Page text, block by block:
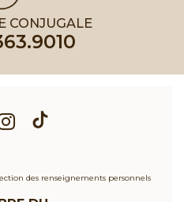
CONJUGALE
des renseignements personnels